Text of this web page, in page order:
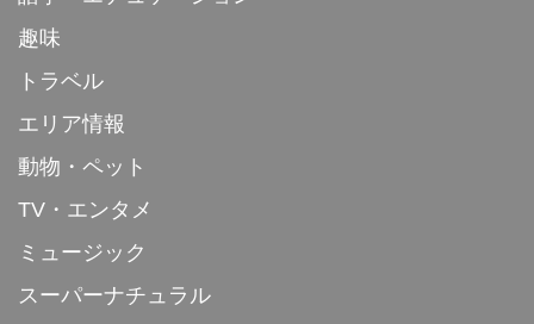
趣味
トラベル
エリア情報
動物・ペット
TV・エンタメ
ミュージック
スーパーナチュラル